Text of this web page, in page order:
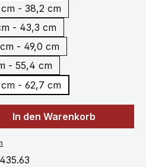
- 38,2 cm
- 43,3 cm
- 49,0 cm
- 55,4 cm
XL Brustumfang: 55,5 cm - 62,7 cm
den
In den Warenkorb